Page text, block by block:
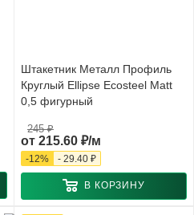
Штакетник Металл Профиль
Круглый Ellipse Ecosteel Matt
0,5 фигурный
от 215.60 ₽/м
245 ₽
-12% - 29.40 ₽
В КОРЗИНУ